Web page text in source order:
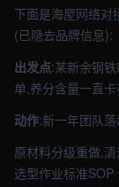
下面是海屋网络对
(已隐去品牌信息):
出发点:某新余钢
单,养分含量一直卡
动作:新一年团队
原材料分级重做,
选型作业标准